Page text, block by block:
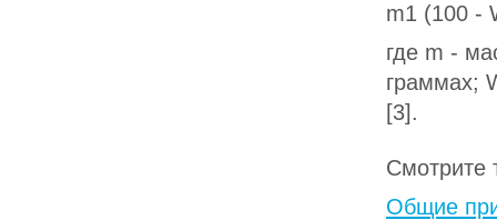
m1 (100 -
где m -
граммах;
[3].
Смотрите
Общие